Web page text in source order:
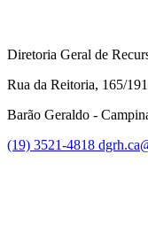
Diretoria Geral de
Rua da Reitoria, 165/
Barão Geraldo -
(19) 3521-4818